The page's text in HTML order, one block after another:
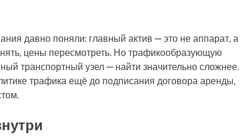
давно поняли: главный актив — это не аппарат, а
цены пересмотреть. Но трафикообразующую
транспортный узел — найти значительно сложнее.
трафика ещё до подписания договора аренды,